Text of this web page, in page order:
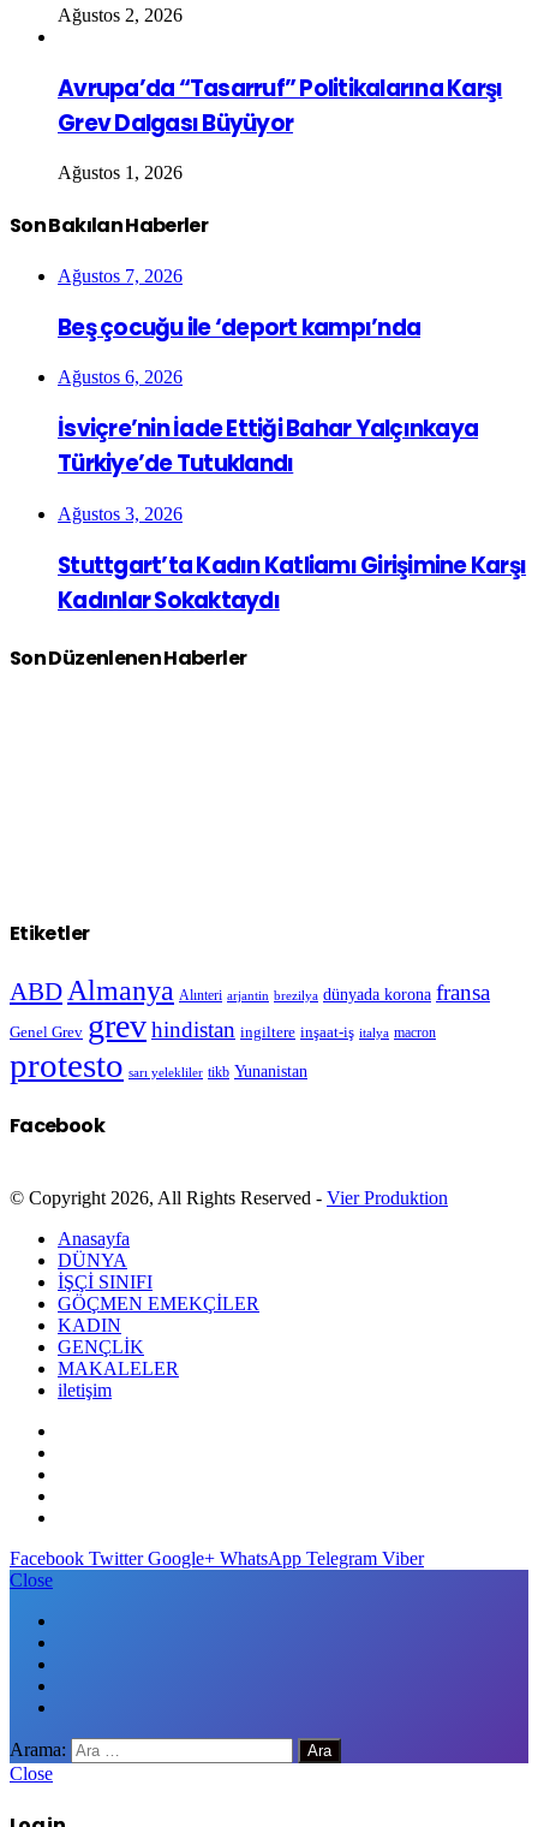
Ağustos 2, 2026
Avrupa’da “Tasarruf” Politikalarına Karşı
Grev Dalgası Büyüyor
Ağustos 1, 2026
Son Bakılan Haberler
Ağustos 7, 2026
Beş çocuğu ile ‘deport kampı’nda
Ağustos 6, 2026
İsviçre’nin İade Ettiği Bahar Yalçınkaya
Türkiye’de Tutuklandı
Ağustos 3, 2026
Stuttgart’ta Kadın Katliamı Girişimine Karşı
Kadınlar Sokaktaydı
Son Düzenlenen Haberler
Etiketler
ABD Almanya Alınteri arjantin brezilya dünyada korona fransa
Genel Grev grevhindistan ingiltere inşaat-iş italya macron
protesto sarı yelekliler tikb Yunanistan
Facebook
© Copyright 2026, All Rights Reserved - Vier Produktion
Anasayfa
DÜNYA
İŞÇİ SINIFI
GÖÇMEN EMEKÇİLER
KADIN
GENÇLİK
MAKALELER
iletişim
Facebook Twitter Google+ WhatsApp Telegram Viber
Close
Arama:
Close